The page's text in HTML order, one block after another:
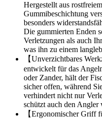
Hergestellt aus
Gummibeschichtung
besonders
Die gummierten Enden
Verletzungen als auch
was ihn zu einem
【Unverzichtbares
entwickelt für das
oder Zander, hält der
sicher offen, während
verhindert nicht nur
schützt auch den Angler
【Ergonomischer Griff